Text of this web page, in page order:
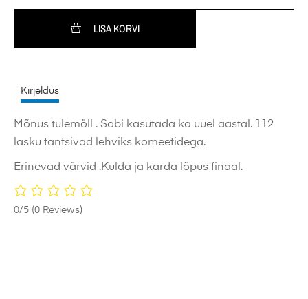
LISA KORVI
Kirjeldus
Mõnus tulemöll . Sobi kasutada ka uuel aastal. 112
lasku tantsivad lehviks komeetidega.
Erinevad värvid .Kulda ja karda lõpus finaal.
0/5 (0 Reviews)